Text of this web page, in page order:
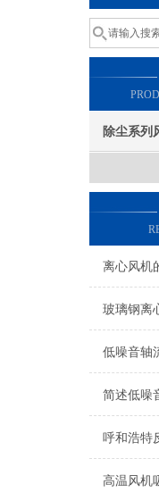
除尘系列
离心风机
玻璃钢离
简述低噪
呼和浩特
高温风机